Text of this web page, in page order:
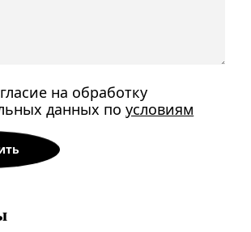
на обработку
данных поусловиям